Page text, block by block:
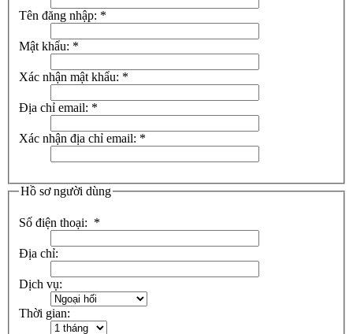
Tên đăng nhập: *
Mật khẩu: *
Xác nhận mật khẩu: *
Địa chỉ email: *
Xác nhận địa chỉ email: *
Hồ sơ người dùng
Số điện thoại: *
Địa chỉ:
Dịch vụ:
Thời gian: